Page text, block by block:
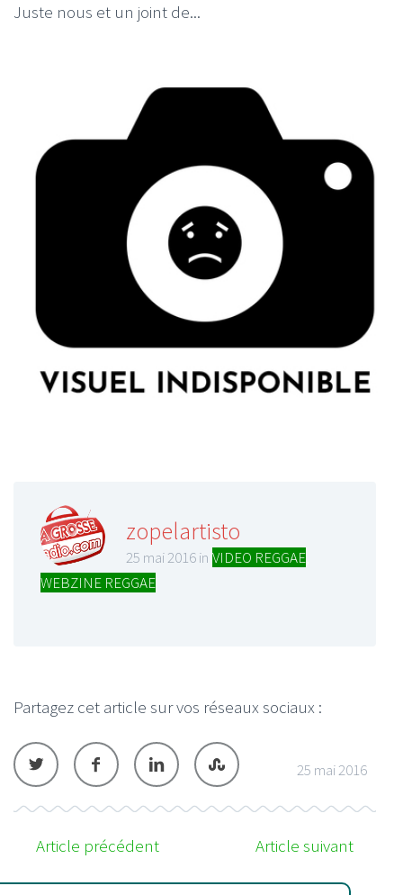
Juste nous et un joint de...
zopelartisto
25 mai 2016 in VIDEO REGGAE
WEBZINE REGGAE
Partagez cet article sur vos réseaux sociaux :
25 mai 2016
Article précédent Article suivant